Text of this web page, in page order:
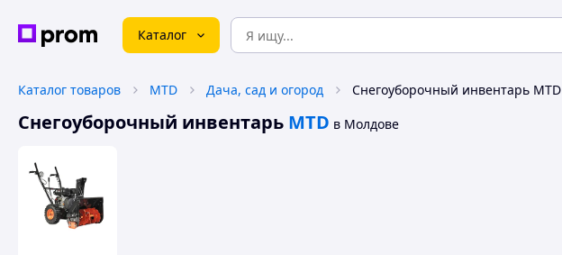
Каталог
Каталог товаров MTD Дача, сад и огород Снегоуборочный инвентарь MTD
Снегоуборочный инвентарь MTD в Молдове